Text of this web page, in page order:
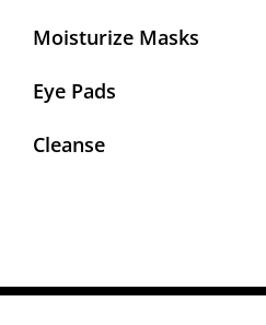
Moisturize Masks
Eye Pads
Cleanse